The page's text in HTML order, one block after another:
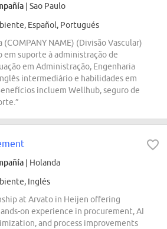
| Sao Paulo
Español, Portugués
(COMPANY NAME) (Divisão Vascular)
em suporte à administração de
em Administração, Engenharia
intermediário e habilidades em
incluem Wellhub, seguro de
| Holanda
Inglés
at Arvato in Heijen offering
on experience in procurement, AI
and process improvements